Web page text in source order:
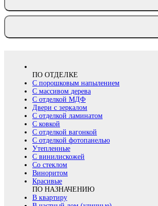
ПО ОТДЕЛКЕ
С порошковым напылением
С массивом дерева
С отделкой МДФ
Двери с зеркалом
С отделкой ламинатом
С ковкой
С отделкой вагонкой
С отделкой фотопанелью
Утепленные
С винилискожей
Со стеклом
Виноритом
Красивые
ПО НАЗНАЧЕНИЮ
В квартиру